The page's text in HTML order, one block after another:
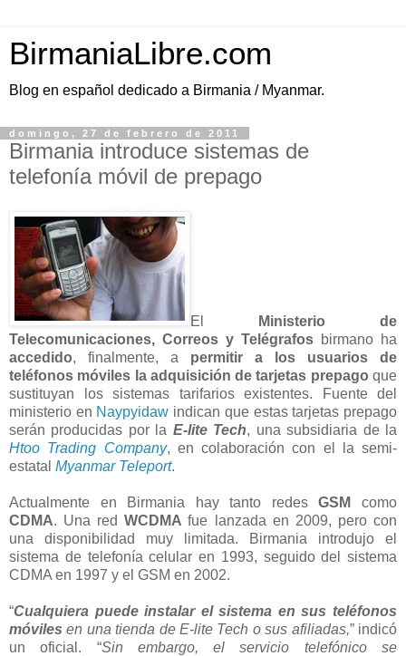
BirmaniaLibre.com
Blog en español dedicado a Birmania / Myanmar.
domingo, 27 de febrero de 2011
Birmania introduce sistemas de
telefonía móvil de prepago
El
Ministerio de
Telecomunicaciones, Correos y Telégrafos birmano ha
accedido, finalmente, a permitir a los usuarios de
teléfonos móviles la adquisición de tarjetas prepago que
sustituyan los sistemas tarifarios existentes. Fuente del
ministerio en Naypyidaw indican que estas tarjetas prepago
serán producidas por la E-lite Tech, una subsidiaria de la
Htoo Trading Company, en colaboración con el la semi-
estatal Myanmar Teleport.
Actualmente en Birmania hay tanto redesGSMcomo
CDMA. Una redWCDMAfue lanzada en 2009, pero con
una disponibilidad muy limitada. Birmania introdujo el
sistema de telefonía celular en 1993, seguido del sistema
CDMA en 1997 y el GSM en 2002.
“Cualquiera puede instalar el sistema en sus teléfonos
móviles en una tienda de E-lite Tech o sus afiliadas,” indicó
un oficial. “Sin embargo, el servicio telefónico se